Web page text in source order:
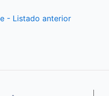
- Listado anterior